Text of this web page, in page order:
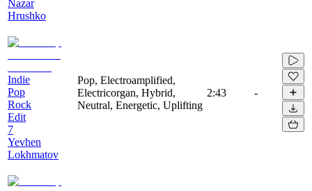
Nazar
Hrushko
Indie
Pop
Rock
Edit
7
Yevhen
Lokhmatov
Pop, Electroamplified,
Electricorgan, Hybrid,
Neutral, Energetic, Uplifting
2:43 -